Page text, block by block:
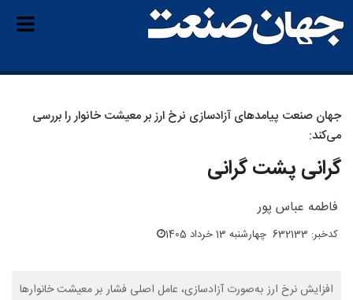
جهان صنعت پیامدهای آزادسازی نرخ ارز بر معیشت خانوار را بررسی
می‌کند:
گرانی پشت گرانی
فاطمه عباس پور
کدخبر: 632133 چهارشنبه 13 خرداد 1405
افزایش نرخ ارز به‌صورت آزادسازی، عامل اصلی فشار بر معیشت خانوارها